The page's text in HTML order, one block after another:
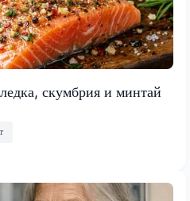
скумбрия и минтай